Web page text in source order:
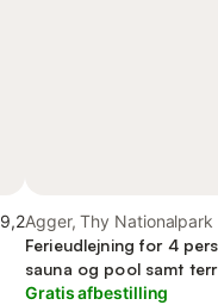
9,2Agger, Thy Nationalpark
Ferieudlejning for 4
sauna og pool samt
tilladt
Gratis afbestilling